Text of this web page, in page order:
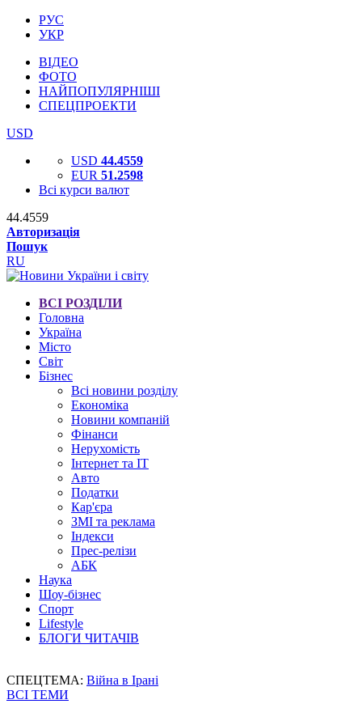
РУС
УКР
ВІДЕО
ФОТО
НАЙПОПУЛЯРНІШІ
СПЕЦПРОЕКТИ
USD
USD 44.4559
EUR 51.2598
Всі курси валют
44.4559
Авторизація
Пошук
RU
ВСІ РОЗДІЛИ
Головна
Україна
Місто
Світ
Бізнес
Всі новини розділу
Економіка
Новини компаній
Фінанси
Нерухомість
Інтернет та IT
Авто
Податки
Кар'єра
ЗМІ та реклама
Індекси
Прес-релізи
АБК
Наука
Шоу-бізнес
Спорт
Lifestyle
БЛОГИ ЧИТАЧІВ
СПЕЦТЕМА: Війна в Ірані
ВСІ ТЕМИ